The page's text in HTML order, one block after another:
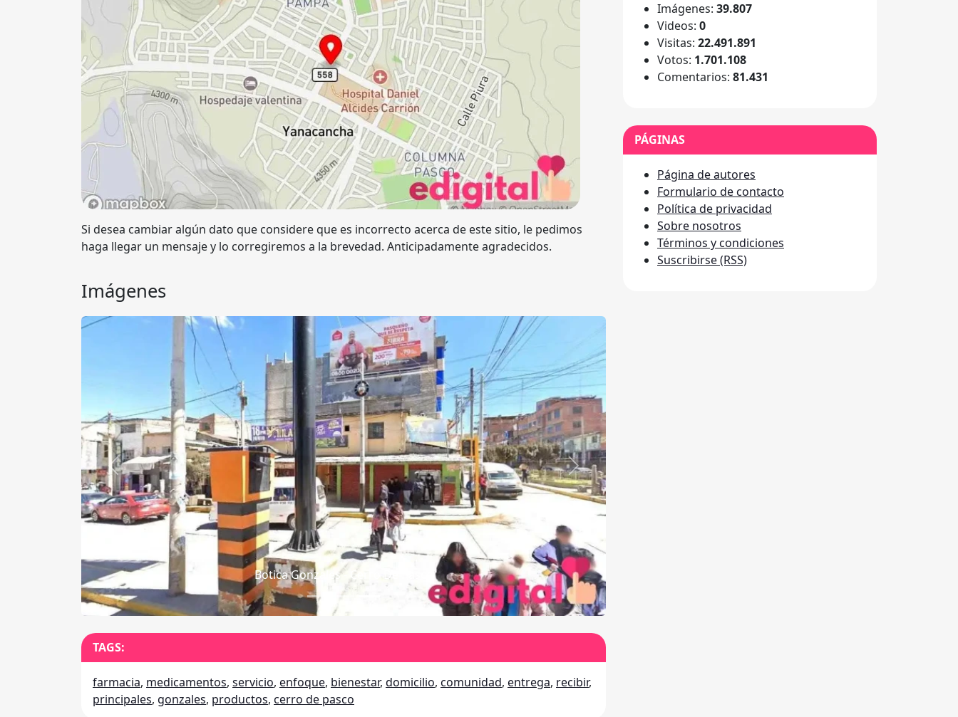
Si desea cambiar algún dato que considere que es incorrecto acerca de este sitio, le pedimos
haga llegar un mensaje y lo corregiremos a la brevedad. Anticipadamente agradecidos.
Imágenes
Botica Gonzales - Mapa
Anterior Siguiente
TAGS:
farmacia, medicamentos, servicio, enfoque, bienestar, domicilio, comunidad, entrega, recibir,
principales, gonzales, productos, cerro de pasco
Imágenes: 39.807
Videos: 0
Visitas: 22.491.891
Votos: 1.701.108
Comentarios: 81.431
PÁGINAS
Página de autores
Formulario de contacto
Política de privacidad
Sobre nosotros
Términos y condiciones
Suscribirse (RSS)